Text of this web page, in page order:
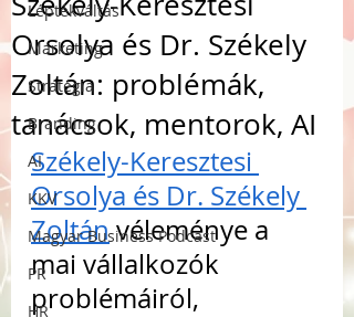
Léptékváltás
Marketing
Stratégia
Branding
AI
KKV
Magyar Business Podcast
PR
HR
Orsolya és Dr. Székely
Zoltán: problémák,
tanácsok, mentorok, AI
Székely-Keresztesi
Orsolya és Dr. Székely
Zoltán véleménye a
mai vállalkozók
problémáiról,